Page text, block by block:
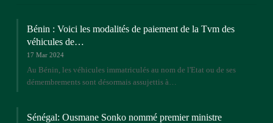
Bénin : Voici les modalités de paiement de la Tvm des
véhicules de…
17 Mar 2024
Au Bénin, les véhicules immatriculés au nom de l'Etat ou de ses
démembrements sont désormais assujettis à…
Sénégal: Ousmane Sonko nommé premier ministre